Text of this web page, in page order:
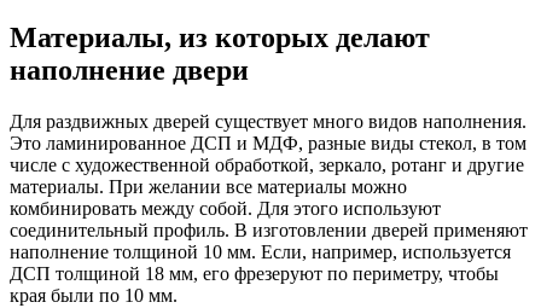
Материалы, из которых делают
наполнение двери
Для раздвижных дверей существует много видов наполнения.
Это ламинированное ДСП и МДФ, разные виды стекол, в том
числе с художественной обработкой, зеркало, ротанг и другие
материалы. При желании все материалы можно
комбинировать между собой. Для этого используют
соединительный профиль. В изготовлении дверей применяют
наполнение толщиной 10 мм. Если, например, используется
ДСП толщиной 18 мм, его фрезеруют по периметру, чтобы
края были по 10 мм.